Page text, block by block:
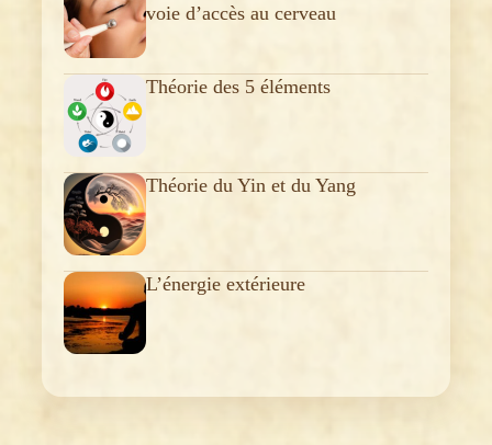
voie d’accès au cerveau
Théorie des 5 éléments
Théorie du Yin et du Yang
L’énergie extérieure